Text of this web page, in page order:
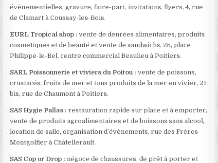
évènementielles, gravure, faire-part, invitations, flyers, 4, rue
de Clamart à Coussay-les-Bois.
EURL Tropical shop : vente de denrées alimentaires, produits
cosmétiques et de beauté et vente de sandwichs, 25, place
Philippe-le-Bel, centre commercial Beaulieu à Poitiers.
SARL Poissonnerie et viviers du Poitou : vente de poissons,
crustacés, fruits de mer et tous produits de la mer en vivier, 21
bis, rue de Chaumont à Poitiers.
SAS Hygie Pallas : restauration rapide sur place et à emporter,
vente de produits agroalimentaires et de boissons sans alcool,
location de salle, organisation d’évènements, rue des Frères-
Montgolfier à Châtellerault.
SAS Cop or Drop : négoce de chaussures, de prêt à porter et